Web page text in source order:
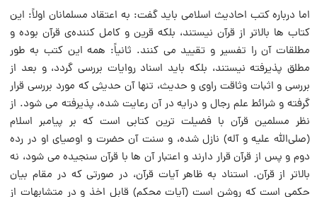
اما درباره کتب احادیث اسلامی باید گفت: به اعتقاد مسلمانان اولاً: این
کتاب ها بالاتر از قرآن نیستند، بلکه قرین و کامل کننده‌ی قرآن بوده و
مطلقات آن را تفسیر و تقیید می کنند. ثانیاً: همه این کتب به طور
مطلق پذیرفته نیستند، بلکه باید اسناد روایات بررسی گردد، و بعد از
بررسی و اثبات وثاقت راوی و حدیث، تنها آن حدیثی که مورد بررسی قرار
گرفته و شرائط علم رجال و درایه در آن رعایت شده، پذیرفته می شود. از
نظر مسلمین قرآن با فضیلت ترین کتابی است که بر پیامبر اسلام
(صلی‌الله‌ علیه و آله) نازل شده، و سنت آن حضرت و اوصیای او در رده
دوم و پس از قرآن قرار دارند و اعتبار آن ها با قرآن سنجیده می شود، نه
بالاتر از قرآن. استناد به ظاهر آیات قرآن، در صورتی که در مقام بیان
حکمی است که روشن است (آیات محکم) قابل اخذ و در متشابهات از